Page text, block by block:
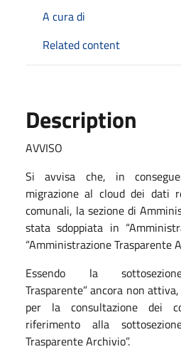
A cura di
Related content
Description
AVVISO
Si avvisa che, in
migrazione al cloud dei dati
comunali, la sezione di
stata sdoppiata in
“Amministrazione Trasparente
Essendo la
Trasparente” ancora non
per la consultazione dei
riferimento alla
Trasparente Archivio”.